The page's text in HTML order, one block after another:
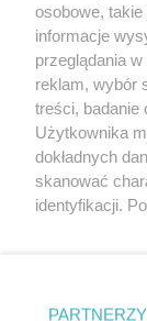
POGODA
22℃
Zobacz
osobowe,
informacje
przeglądania
reklam, wybór
treści, badanie
Użytkownika
dokładnych
skanować
identyfikacji.
prywatności
PARTNERZY